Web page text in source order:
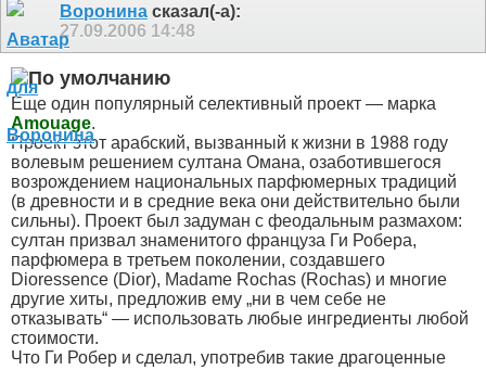
Воронина сказал(-а):
27.09.2006 14:48
Еще один популярный селективный проект — марка
Amouage.
Проект этот арабский, вызванный к жизни в 1988 году
волевым решением султана Омана, озаботившегося
возрождением национальных парфюмерных традиций
(в древности и в средние века они действительно были
сильны). Проект был задуман с феодальным размахом:
султан призвал знаменитого француза Ги Робера,
парфюмера в третьем поколении, создавшего
Dioressence (Dior), Madame Rochas (Rochas) и многие
другие хиты, предложив ему „ни в чем себе не
отказывать“ — использовать любые ингредиенты любой
стоимости.
Что Ги Робер и сделал, употребив такие драгоценные